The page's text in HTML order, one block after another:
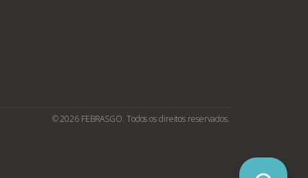
© 2026 FEBRASGO. Todos os direitos reservados.